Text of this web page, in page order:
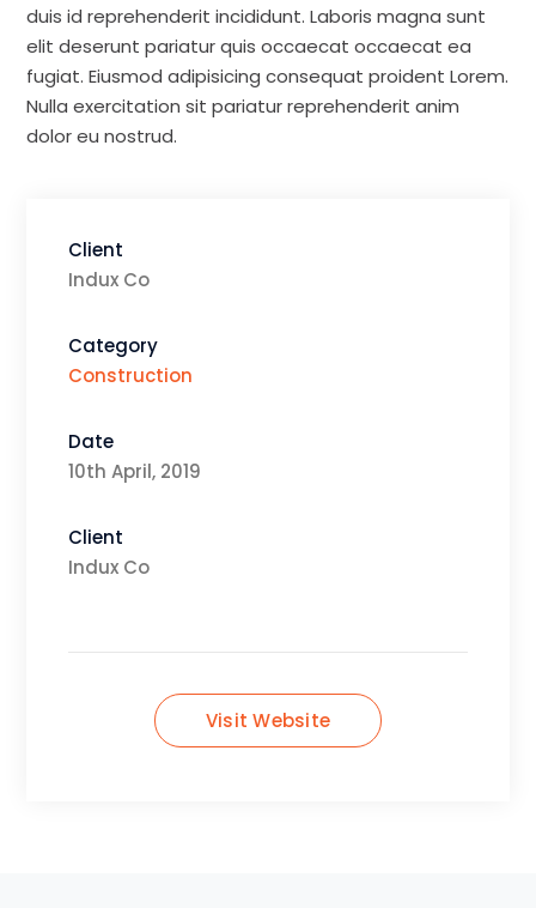
duis id reprehenderit incididunt. Laboris magna sunt
elit deserunt pariatur quis occaecat occaecat ea
fugiat. Eiusmod adipisicing consequat proident Lorem.
Nulla exercitation sit pariatur reprehenderit anim
dolor eu nostrud.
Client
Indux Co
Category
Construction
Date
10th April, 2019
Client
Indux Co
Visit Website